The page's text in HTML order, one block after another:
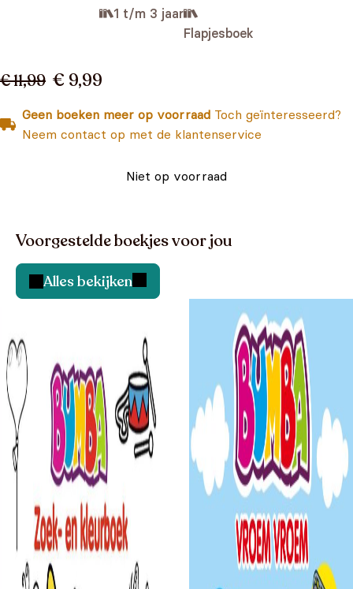
1 t/m 3 jaar
Flapjesboek
€ 11,99 € 9,99
Geen boeken meer op voorraad Toch geïnteresseerd?
Neem contact op met de klantenservice
Niet op voorraad
Voorgestelde boekjes voor jou
Alles bekijken